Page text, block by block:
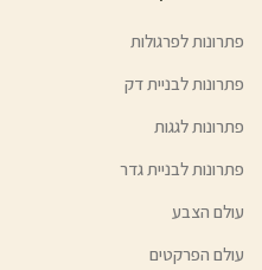
פתרונות לפרגולות
פתרונות לבניית דק
פתרונות לגגות
פתרונות לבניית גדר
עולם הצבע
עולם הפרקטים